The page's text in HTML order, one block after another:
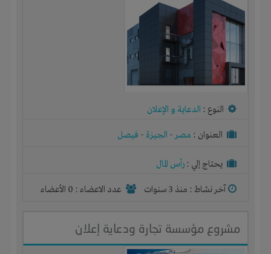
النوع : الدعاية و الإعلان
العنوان : مصر- الجيزة - فيصل
يحتاج إلي : رأس المال
آخر نشاط : منذ 3 سنوات عدد الاعضاء : 0 الأعضاء
مشروع مؤسسة تجارة ودعاية إعلان